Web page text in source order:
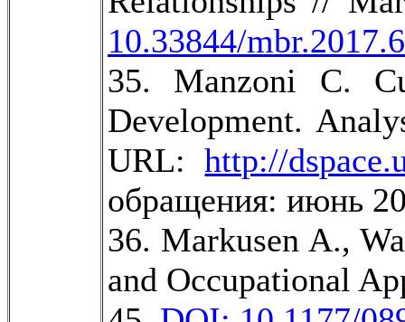
10.33844/
35. Manzoni C.
Development.
URL:http://
обращения: июнь
36. Markusen A.,
and Occupational